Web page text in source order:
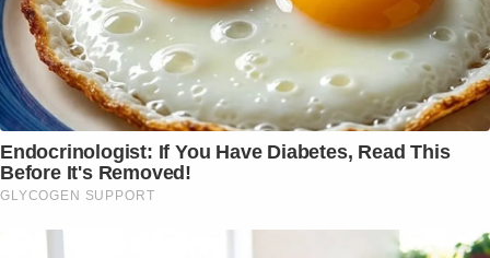
Endocrinologist: If You Have Diabetes, Read This
Before It's Removed!
GLYCOGEN SUPPORT